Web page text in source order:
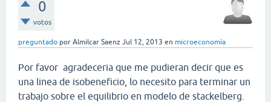
0
votos
preguntado por Almilcar Saenz Jul 12, 2013 en microeconomía
Por favor agradeceria que me pudieran decir que es
una linea de isobeneficio, lo necesito para terminar un
trabajo sobre el equilibrio en modelo de stackelberg.